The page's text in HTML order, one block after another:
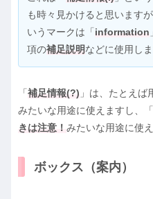
も時々見かけると思います
いうマークは「 information
項の補足説明などに使用しま
「 補足情報(?) 」は、たとえば
みたいな用途に使えますし、「
きは注意！ みたいな用途に使え
ボックス（案内）